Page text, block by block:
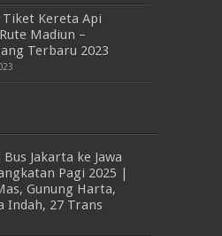
Kereta Api
Madiun –
Terbaru 2023
Jakarta ke Jawa
Pagi 2025 |
Gunung Harta,
Indah, 27 Trans